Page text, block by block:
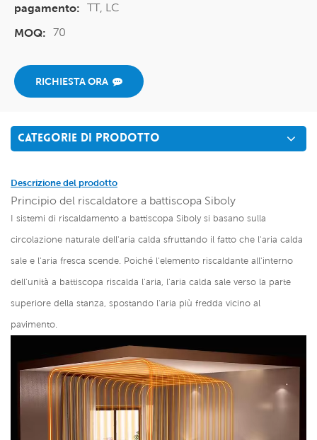
pagamento: TT, LC
MOQ: 70
RICHIESTA ORA
CATEGORIE DI PRODOTTO
Descrizione del prodotto
Principio del riscaldatore a battiscopa Siboly
I sistemi di riscaldamento a battiscopa Siboly si basano sulla
circolazione naturale dell'aria calda sfruttando il fatto che l'aria calda
sale e l'aria fresca scende. Poiché l'elemento riscaldante all'interno
dell'unità a battiscopa riscalda l'aria, l'aria calda sale verso la parte
superiore della stanza, spostando l'aria più fredda vicino al
pavimento.